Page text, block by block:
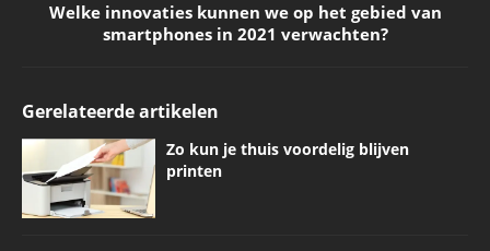
Welke innovaties kunnen we op het gebied van
smartphones in 2021 verwachten?
Gerelateerde artikelen
Zo kun je thuis voordelig blijven
printen